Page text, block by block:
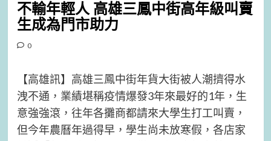
不輸年輕人 高雄三鳳中街高年級叫賣
生成為門市助力
0
【高雄訊】高雄三鳳中街年貨大街被人潮擠得水
洩不通，業績堪稱疫情爆發3年來最好的1年，生
意強強滾，往年各攤商都請來大學生打工叫賣，
但今年農曆年過得早，學生尚未放寒假，各店家